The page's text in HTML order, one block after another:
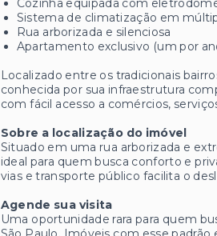
Cozinha equipada com
Sistema de climatização em
Rua arborizada e silenciosa
Apartamento exclusivo (um por
Localizado entre os tradicionais
conhecida por sua infraestrutura
com fácil acesso a comércios,
Sobre a localização do imóvel
Situado em uma rua arborizada e
ideal para quem busca conforto e
vias e transporte público facilita o
Agende sua visita
Uma oportunidade rara para quem